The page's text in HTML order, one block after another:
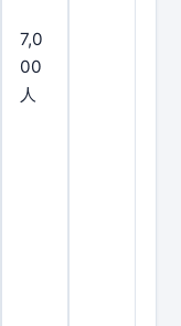
7,0
00
人